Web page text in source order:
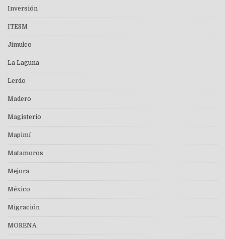
Inversión
ITESM
Jimulco
La Laguna
Lerdo
Madero
Magisterio
Mapimí
Matamoros
Mejora
México
Migración
MORENA